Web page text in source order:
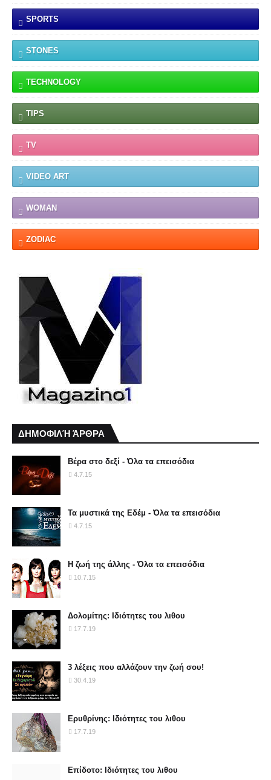
SPORTS
STONES
TECHNOLOGY
TIPS
TV
VIDEO ART
WOMAN
ZODIAC
ΔΗΜΟΦΙΛΉ ΆΡΘΡΑ
Βέρα στο δεξί - Όλα τα επεισόδια
4.7.15
Τα μυστικά της Εδέμ - Όλα τα επεισόδια
4.7.15
Η ζωή της άλλης - Όλα τα επεισόδια
10.7.15
Δολομίτης: Ιδιότητες του λιθου
17.7.19
3 λέξεις που αλλάζουν την ζωή σου!
30.4.19
Ερυθρίνης: Ιδιότητες του λιθου
17.7.19
Επίδοτο: Ιδιότητες του λιθου